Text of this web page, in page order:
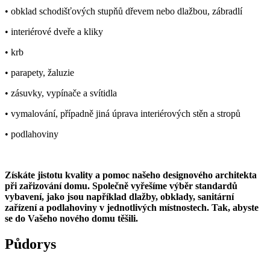
• obklad schodišťových stupňů dřevem nebo dlažbou, zábradlí
• interiérové dveře a kliky
• krb
• parapety, žaluzie
• zásuvky, vypínače a svítidla
• vymalování, případně jiná úprava interiérových stěn a stropů
• podlahoviny
Získáte jistotu kvality a pomoc našeho designového architekta
při zařizování domu. Společně vyřešíme výběr standardů
vybavení, jako jsou například dlažby, obklady, sanitární
zařízení a podlahoviny v jednotlivých místnostech. Tak, abyste
se do Vašeho nového domu těšili.
Půdorys